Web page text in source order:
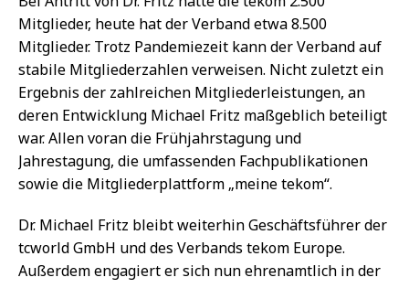
Mitglieder, heute hat der Verband etwa 8.500
Mitglieder. Trotz Pandemiezeit kann der Verband auf
stabile Mitgliederzahlen verweisen. Nicht zuletzt ein
Ergebnis der zahlreichen Mitgliederleistungen, an
deren Entwicklung Michael Fritz maßgeblich beteiligt
war. Allen voran die Frühjahrstagung und
Jahrestagung, die umfassenden Fachpublikationen
sowie die Mitgliederplattform „meine tekom“.
Dr. Michael Fritz bleibt weiterhin Geschäftsführer der
tcworld GmbH und des Verbands tekom Europe.
Außerdem engagiert er sich nun ehrenamtlich in der